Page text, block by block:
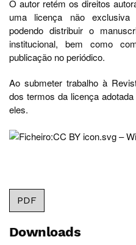
O autor retém os direitos
uma licença não exclusiva
podendo distribuir o
institucional, bem como
publicação no periódico.
Ao submeter trabalho à
dos termos da licença
eles.
PDF
Downloads